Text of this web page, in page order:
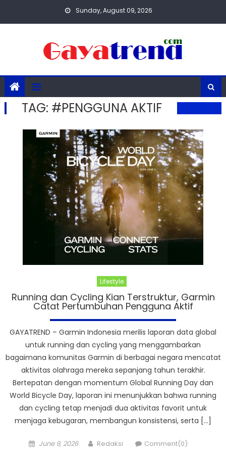
Sunday, August 09, 2026
TAG: #PENGGUNA AKTIF
Lifestyle
Running dan Cycling Kian Terstruktur, Garmin
Catat Pertumbuhan Pengguna Aktif
GAYATREND – Garmin Indonesia merilis laporan data global
untuk running dan cycling yang menggambarkan
bagaimana komunitas Garmin di berbagai negara mencatat
aktivitas olahraga mereka sepanjang tahun terakhir.
Bertepatan dengan momentum Global Running Day dan
World Bicycle Day, laporan ini menunjukkan bahwa running
dan cycling tetap menjadi dua aktivitas favorit untuk
menjaga kebugaran, membangun konsistensi, serta […]
Posted
June 9, 2026 Author
Redaksi Comment(0)